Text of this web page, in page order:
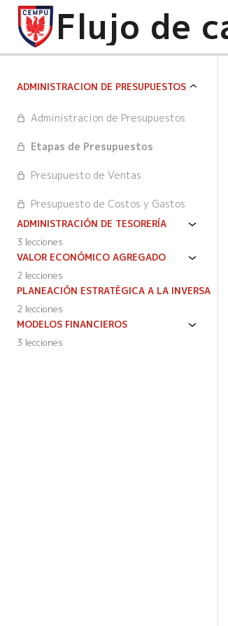
ADMINISTRACION DE PRESUPUESTOS
Administracion de Presupuestos
Etapas de Presupuestos
Presupuesto de Ventas
Presupuesto de Costos y Gastos
ADMINISTRACIÓN DE TESORERÍA
3 lecciones
VALOR ECONÓMICO AGREGADO
2 lecciones
PLANEACIÓN ESTRATÉGICA A LA INVERSA
2 lecciones
MODELOS FINANCIEROS
3 lecciones